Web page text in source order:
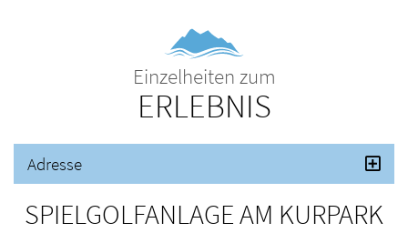
Einzelheiten zum
ERLEBNIS
Adresse
SPIELGOLFANLAGE AM KURPARK